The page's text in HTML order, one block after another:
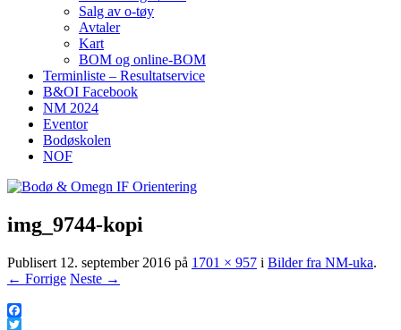
Salg av o-tøy
Avtaler
Kart
BOM og online-BOM
Terminliste – Resultatservice
B&OI Facebook
NM 2024
Eventor
Bodøskolen
NOF
img_9744-kopi
Publisert 12. september 2016 på 1701 × 957 i Bilder fra NM-uka.
← Forrige Neste →
Facebook